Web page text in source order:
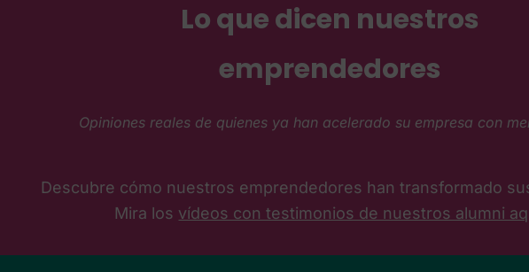
Lo que dicen nuestros
emprendedores
Opiniones reales de quienes ya han acelerado su empresa con
Descubre cómo nuestros emprendedores han transformado
Mira los vídeos con testimonios de nuestros alumni